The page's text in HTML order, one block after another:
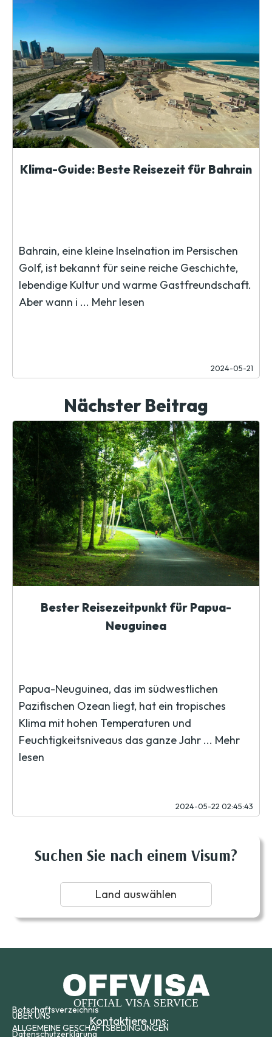
Klima-Guide: Beste Reisezeit für Bahrain
Bahrain, eine kleine Inselnation im Persischen
Golf, ist bekannt für seine reiche Geschichte,
lebendige Kultur und warme Gastfreundschaft.
Aber wann i ... Mehr lesen
2024-05-21
Nächster Beitrag
Bester Reisezeitpunkt für Papua-
Neuguinea
Papua-Neuguinea, das im südwestlichen
Pazifischen Ozean liegt, hat ein tropisches
Klima mit hohen Temperaturen und
Feuchtigkeitsniveaus das ganze Jahr ... Mehr
lesen
2024-05-22 02:45:43
Suchen Sie nach einem Visum?
Land auswählen
ÜBER UNS
Datenschutzerklärung
Botschaftsverzeichnis
ALLGEMEINE GESCHÄFTSBEDINGUNGEN
Kontaktiere uns: